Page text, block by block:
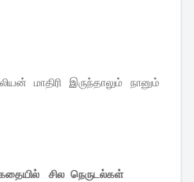
மாதிரி இருந்தாலும் நானும்
சில நெருடல்கள்